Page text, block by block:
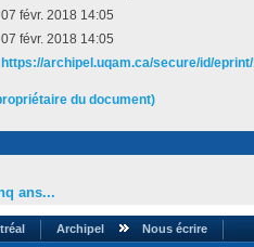
07 févr. 2018 14:05
07 févr. 2018 14:05
https://archipel.uqam.ca/secure/id/
du document)
ans...
Archipel Nous écrire